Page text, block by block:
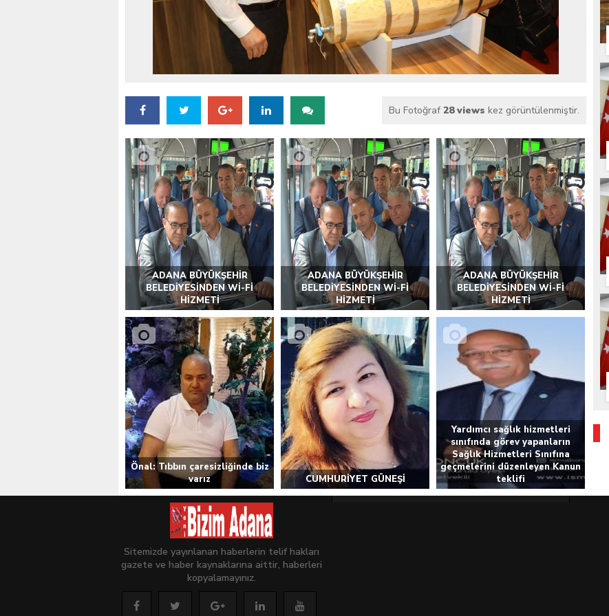
VALİ KÖŞGER SEYHAN İLÇEMİZ BARBAROS MAHALLESİ’NDE VATANDAŞLARLA BULUŞTU
Bu Fotoğraf28 views kez görüntülenmiştir.
ADANA BÜYÜKŞEHİR
BELEDİYESİNDEN Wİ-Fİ
HİZMETİ
ADANA BÜYÜKŞEHİR
BELEDİYESİNDEN Wİ-Fİ
HİZMETİ
ADANA BÜYÜKŞEHİR
BELEDİYESİNDEN Wİ-Fİ
HİZMETİ
Önal: Tıbbın çaresizliğinde biz
varız
CUMHURİYET GÜNEŞİ
Yardımcı sağlık hizmetleri
sınıfında görev yapanların
Sağlık Hizmetleri Sınıfına
geçmelerini düzenleyen Kanun
teklifi
Sitemizde yayınlanan haberlerin telif hakları
gazete ve haber kaynaklarına aittir, haberleri
kopyalamayınız.